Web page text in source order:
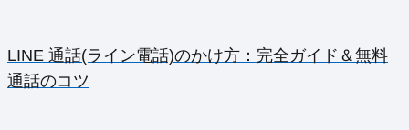
LINE 通話(ライン電話)のかけ方：完全ガイド＆無料
通話のコツ